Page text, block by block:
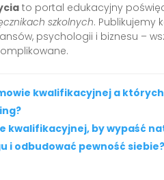
to portal edukacyjny
szkolnych. Publikujemy
psychologii i biznesu –
kwalifikacyjnej a
kwalifikacyjnej, by wypaść
i odbudować pewność siebie?